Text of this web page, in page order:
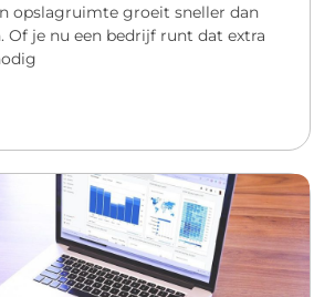
opslagruimte groeit sneller dan
Of je nu een bedrijf runt dat extra